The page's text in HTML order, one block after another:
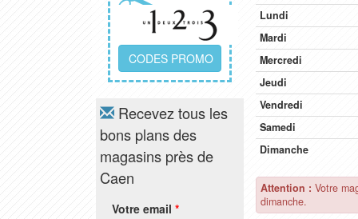
CODES PROMO
Recevez tous les
bons plans des
magasins près de
Caen
Votre email *
Lundi
Mardi
Mercredi
Jeudi
Vendredi
Samedi
Dimanche
Attention : Votre
dimanche.